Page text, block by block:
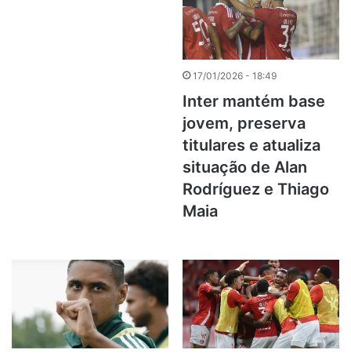
17/01/2026 - 18:49
Inter mantém base
jovem, preserva
titulares e atualiza
situação de Alan
Rodríguez e Thiago
Maia